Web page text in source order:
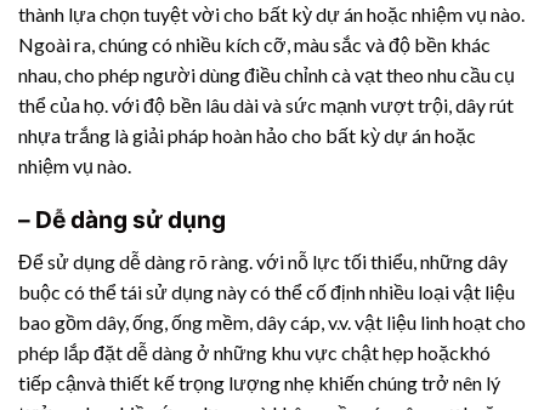
thành lựa chọn tuyệt vời cho bất kỳ dự án hoặc nhiệm vụ nào.
Ngoài ra, chúng có nhiều kích cỡ, màu sắc và độ bền khác
nhau, cho phép người dùng điều chỉnh cà vạt theo nhu cầu cụ
thể của họ. với độ bền lâu dài và sức mạnh vượt trội, dây rút
nhựatrắng là giải pháp hoàn hảo cho bất kỳ dự án hoặc
nhiệm vụ nào.
– Dễ dàng sử dụng
Để sử dụng dễ dàng rõ ràng. với nỗ lực tối thiểu, những dây
buộc có thể tái sử dụng này có thể cố định nhiều loại vật liệu
bao gồm dây, ống, ống mềm, dây cáp, v.v. vật liệu linh hoạt cho
phép lắp đặt dễ dàng ở những khu vực chật hẹp hoặckhó
tiếp cậnvà thiết kế trọng lượng nhẹ khiến chúng trở nên lý